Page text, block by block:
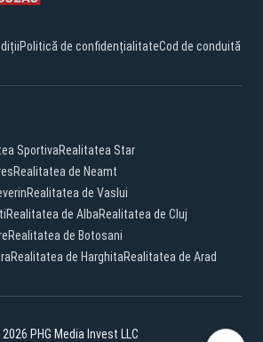
Politică de confidențialitateCod de conduită
SportivaRealitatea Star
Realitatea de Neamt
Realitatea de Vaslui
Realitatea de AlbaRealitatea de Cluj
Realitatea de Botosani
Realitatea de HarghitaRealitatea de Arad
PHG Media Invest LLC